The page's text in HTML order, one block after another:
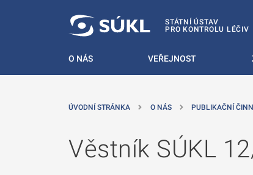
STÁTNÍ ÚSTAV
PRO KONTROLU LÉČIV
O NÁS VEŘEJNOST
ÚVODNÍ STRÁNKA O NÁS PUBLIKAČNÍ
Věstník SÚKL